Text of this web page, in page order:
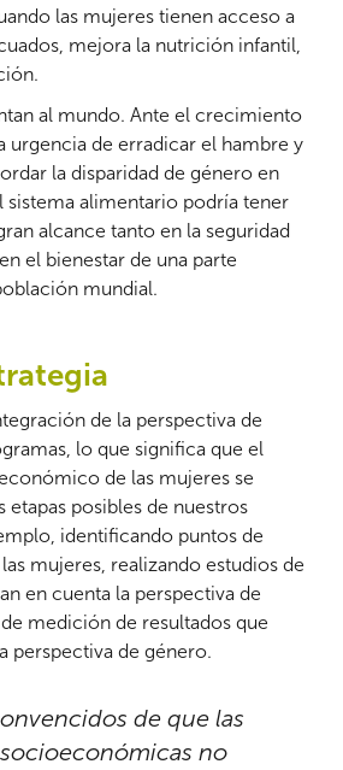
las mujeres tienen acceso a
mejora la nutrición infantil,
al mundo. Ante el crecimiento
urgencia de erradicar el hambre y
la disparidad de género en
sistema alimentario podría tener
alcance tanto en la seguridad
el bienestar de una parte
mundial.
de la perspectiva de
lo que significa que el
de las mujeres se
etapas posibles de nuestros
identificando puntos de
mujeres, realizando estudios de
en cuenta la perspectiva de
medición de resultados que
perspectiva de género.
de que las
no